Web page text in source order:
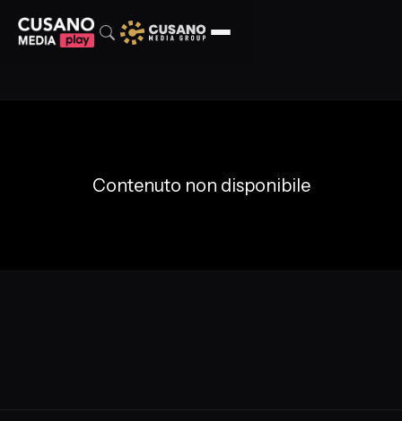
Contenuto non disponibile